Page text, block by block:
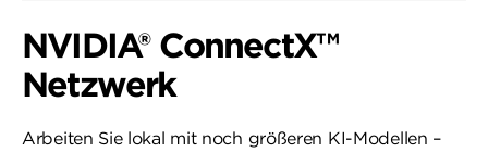
NVIDIA® ConnectX™
Netzwerk
Arbeiten Sie lokal mit noch größeren KI-Modellen –